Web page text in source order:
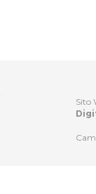
Sito